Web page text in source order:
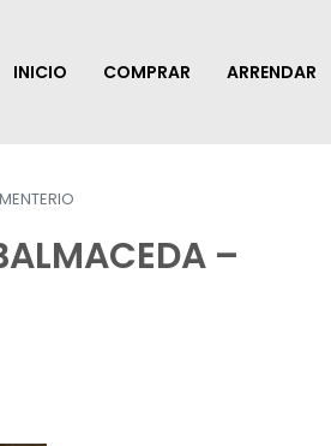
INICIO COMPRAR ARRENDAR
–